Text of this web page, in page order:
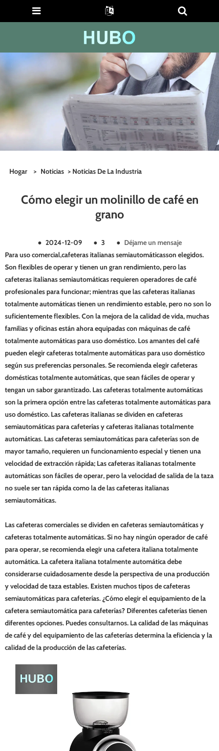
Hogar > Noticias > Noticias De La Industria
Cómo elegir un molinillo de café en
grano
● 2024-12-09 ● 3 ● Déjame un mensaje
Para uso comercial,cafeteras italianas semiautomáticasson elegidos.
Son flexibles de operar y tienen un gran rendimiento, pero las
cafeteras italianas semiautomáticas requieren operadores de café
profesionales para funcionar; mientras que las cafeteras italianas
totalmente automáticas tienen un rendimiento estable, pero no son lo
suficientemente flexibles. Con la mejora de la calidad de vida, muchas
familias y oficinas están ahora equipadas con máquinas de café
totalmente automáticas para uso doméstico. Los amantes del café
pueden elegir cafeteras totalmente automáticas para uso doméstico
según sus preferencias personales. Se recomienda elegir cafeteras
domésticas totalmente automáticas, que sean fáciles de operar y
tengan un sabor garantizado. Las cafeteras totalmente automáticas
son la primera opción entre las cafeteras totalmente automáticas para
uso doméstico. Las cafeteras italianas se dividen en cafeteras
semiautomáticas para cafeterías y cafeteras italianas totalmente
automáticas. Las cafeteras semiautomáticas para cafeterías son de
mayor tamaño, requieren un funcionamiento especial y tienen una
velocidad de extracción rápida; Las cafeteras italianas totalmente
automáticas son fáciles de operar, pero la velocidad de salida de la taza
no suele ser tan rápida como la de las cafeteras italianas
semiautomáticas.
Las cafeteras comerciales se dividen en cafeteras semiautomáticas y
cafeteras totalmente automáticas. Si no hay ningún operador de café
para operar, se recomienda elegir una cafetera italiana totalmente
automática. La cafetera italiana totalmente automática debe
considerarse cuidadosamente desde la perspectiva de una producción
y velocidad de taza estables. Existen muchos tipos de cafeteras
semiautomáticas para cafeterías. ¿Cómo elegir el equipamiento de la
cafetera semiautomática para cafeterías? Diferentes cafeterías tienen
diferentes opciones. Puedes consultarnos. La calidad de las máquinas
de café y del equipamiento de las cafeterías determina la eficiencia y la
calidad de la producción de las cafeterías.